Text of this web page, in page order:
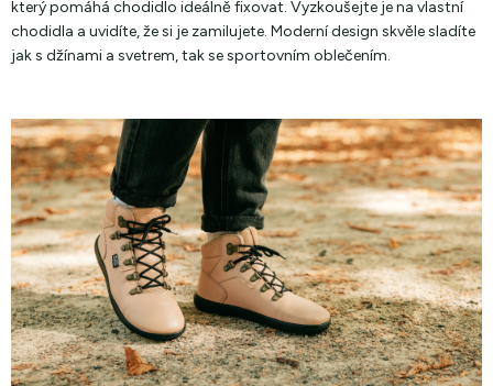
který pomáhá chodidlo ideálně fixovat. Vyzkoušejte je na vlastní
chodidla a uvidíte, že si je zamilujete. Moderní design skvěle sladíte
jak s džínami a svetrem, tak se sportovním oblečením.